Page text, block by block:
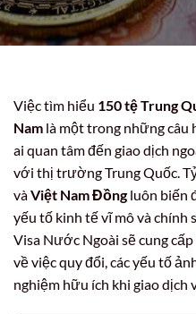
Việc tìm hiểu 150 tệ Trung
Nam là một trong những
ai quan tâm đến giao dịch
với thị trường Trung Quốc.
vàViệt Nam Đồngluôn biến
yếu tố kinh tế vĩ mô và chính
Visa Nước Ngoài sẽ cung
về việc quy đổi, các yếu tố
nghiệm hữu ích khi giao dịch